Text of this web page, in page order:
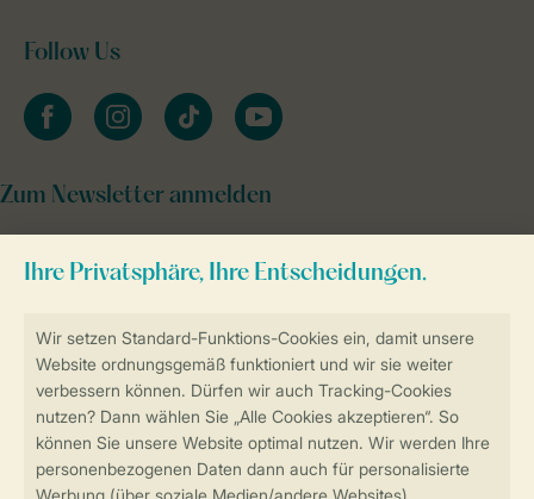
Sicher und schnell zur Online-Buchung
Sichere Datenübertragung
Sicheres Bezahlen
Follow Us
facebookinstagramtiktok youtube
Zum Newsletter anmelden